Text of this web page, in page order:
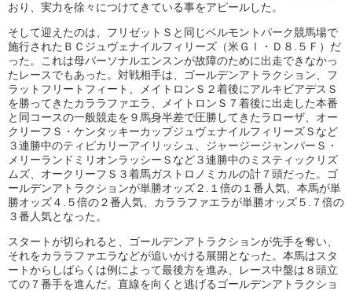
おり、実力を徐々につけてきている事をアピールした。
そして迎えたのは、フリゼットＳと同じベルモントパーク競馬場で
施行されたＢＣジュヴェナイルフィリーズ（米ＧⅠ・Ｄ８.５Ｆ）だ
った。これは母パーソナルエンスンが故障のために出走できなかっ
たレースでもあった。対戦相手は、ゴールデンアトラクション、フ
ラットフリートフィート、メイトロンＳ２着後にアルキビアデスＳ
を勝ってきたカララファエラ、メイトロンＳ７着後に出走した本番
と同コースの一般競走を９馬身半差で圧勝してきたラローザ、オー
クリーフＳ・ケンタッキーカップジュヴェナイルフィリーズＳなど
３連勝中のティピカリーアイリッシュ、ジャージージャンパーＳ・
メリーランドミリオンラッシーＳなど３連勝中のミスティックリズ
ムズ、オークリーフＳ３着馬ガストロノミカルの計７頭だった。ゴ
ールデンアトラクションが単勝オッズ２.１倍の１番人気、本馬が単
勝オッズ４.５倍の２番人気、カララファエラが単勝オッズ５.７倍の
３番人気となった。
スタートが切られると、ゴールデンアトラクションが先手を奪い、
それをカララファエラなどが追いかける展開となった。本馬はスタ
ートからしばらくは例によって最後方を進み、レース中盤は８頭立
ての７番手を進んだ。直線を向くと逃げるゴールデンアトラクショ